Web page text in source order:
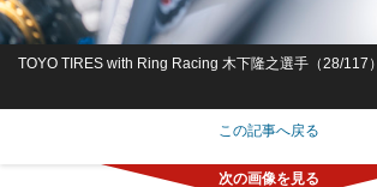
TOYO TIRES with Ring Racing 木下隆之選手（28/117）
この記事へ戻る